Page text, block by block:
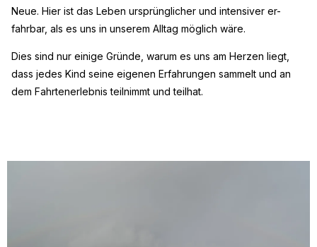
Neue. Hier ist das Leben ursprünglicher und intensiver er-
fahrbar, als es uns in unserem Alltag möglich wäre.
Dies sind nur einige Gründe, warum es uns am Herzen liegt,
dass jedes Kind seine eigenen Erfahrungen sammelt und an
dem Fahrtenerlebnis teilnimmt und teilhat.